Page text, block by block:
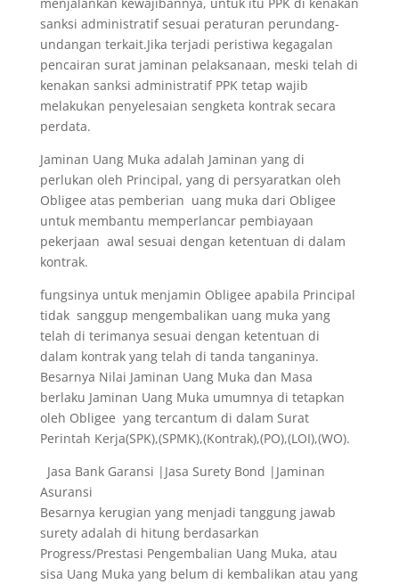
sanksi administratif sesuai peraturan perundang-
undangan terkait.Jika terjadi peristiwa kegagalan
pencairan surat jaminan pelaksanaan, meski telah di
kenakan sanksi administratif PPK tetap wajib
melakukan penyelesaian sengketa kontrak secara
perdata.
Jaminan Uang Muka adalah Jaminan yang di
perlukan oleh Principal, yang di persyaratkan oleh
Obligee atas pemberian uang muka dari Obligee
untuk membantu memperlancar pembiayaan
pekerjaan awal sesuai dengan ketentuan di dalam
kontrak.
fungsinya untuk menjamin Obligee apabila Principal
tidak sanggup mengembalikan uang muka yang
telah di terimanya sesuai dengan ketentuan di
dalam kontrak yang telah di tanda tanganinya.
Besarnya Nilai Jaminan Uang Muka dan Masa
berlaku Jaminan Uang Muka umumnya di tetapkan
oleh Obligee yang tercantum di dalam Surat
Perintah Kerja(SPK),(SPMK),(Kontrak),(PO),(LOI),(WO).
Jasa Bank Garansi |Jasa Surety Bond |Jaminan
Asuransi
Besarnya kerugian yang menjadi tanggung jawab
surety adalah di hitung berdasarkan
Progress/Prestasi Pengembalian Uang Muka, atau
sisa Uang Muka yang belum di kembalikan atau yang